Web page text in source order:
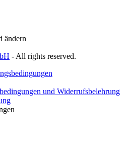
ändern
- All rights reserved.
und Widerrufsbelehrung